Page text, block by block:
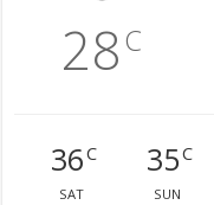
28C
36C
SAT
35C
SUN